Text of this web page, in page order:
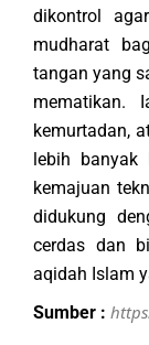
dikontrol
mudharat
tangan yang
mematikan.
kemurtadan,
lebih banyak
kemajuan
didukung
cerdas dan
aqidah Islam
Sumber :